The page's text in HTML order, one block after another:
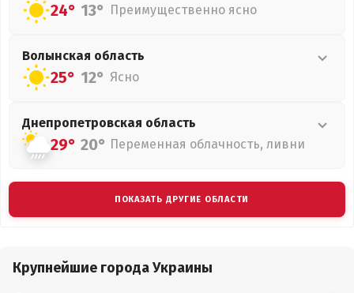
24° 13° Преимущественно ясно
Волынская область
25° 12° Ясно
Днепропетровская область
29° 20° Переменная облачность, ливни
ПОКАЗАТЬ ДРУГИЕ ОБЛАСТИ
Крупнейшие города Украины